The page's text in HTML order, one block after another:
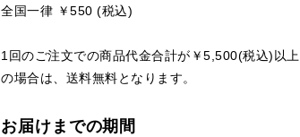
全国一律 ￥550 (税込)
1回のご注文での商品代金合計が￥5,500(税込)以上
の場合は、送料無料となります。
お届けまでの期間